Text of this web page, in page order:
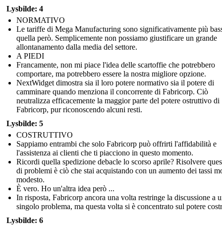
Lysbilde: 4
NORMATIVO
Le tariffe di Mega Manufacturing sono significativamente più
quella però. Semplicemente non possiamo giustificare un grande
allontanamento dalla media del settore.
A PIEDI
Francamente, non mi piace l'idea delle scartoffie che potrebbero
comportare, ma potrebbero essere la nostra migliore opzione.
NextWidget dimostra sia il loro potere normativo sia il potere di
camminare quando menziona il concorrente di Fabricorp. Ciò
neutralizza efficacemente la maggior parte del potere ostruttivo di
Fabricorp, pur riconoscendo alcuni resti.
Lysbilde: 5
COSTRUTTIVO
Sappiamo entrambi che solo Fabricorp può offrirti l'affidabilità e
l'assistenza ai clienti che ti piacciono in questo momento.
Ricordi quella spedizione debacle lo scorso aprile? Risolvere
di problemi è ciò che stai acquistando con un aumento dei tassi
modesto.
È vero. Ho un'altra idea però ...
In risposta, Fabricorp ancora una volta restringe la discussione a
singolo problema, ma questa volta si è concentrato sul potere
Lysbilde: 6